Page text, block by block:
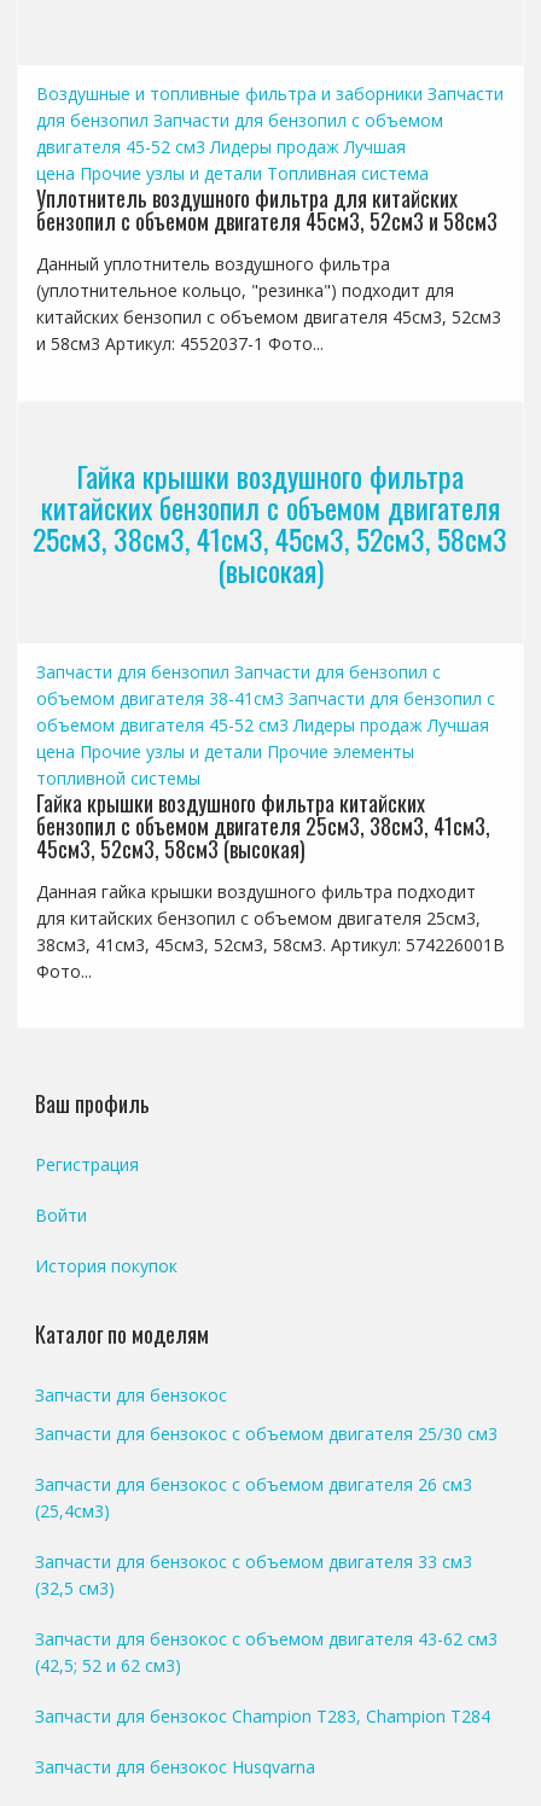
Воздушные и топливные фильтра и заборники Запчасти
для бензопил Запчасти для бензопил с объемом
двигателя 45-52 см3 Лидеры продаж Лучшая
цена Прочие узлы и детали Топливная система
Уплотнитель воздушного фильтра для китайских
бензопил с объемом двигателя 45см3, 52см3 и 58см3
Данный уплотнитель воздушного фильтра
(уплотнительное кольцо, "резинка") подходит для
китайских бензопил с объемом двигателя 45см3, 52см3
и 58см3 Артикул: 4552037-1 Фото...
Гайка крышки воздушного фильтра
китайских бензопил с объемом двигателя
25см3, 38см3, 41см3, 45см3, 52см3, 58см3
(высокая)
Запчасти для бензопил Запчасти для бензопил с
объемом двигателя 38-41см3 Запчасти для бензопил с
объемом двигателя 45-52 см3 Лидеры продаж Лучшая
цена Прочие узлы и детали Прочие элементы
топливной системы
Гайка крышки воздушного фильтра китайских
бензопил с объемом двигателя 25см3, 38см3, 41см3,
45см3, 52см3, 58см3 (высокая)
Данная гайка крышки воздушного фильтра подходит
для китайских бензопил с объемом двигателя 25см3,
38см3, 41см3, 45см3, 52см3, 58см3. Артикул: 574226001B
Фото...
Ваш профиль
Регистрация
Войти
История покупок
Каталог по моделям
Запчасти для бензокос
Запчасти для бензокос с объемом двигателя 25/30 см3
Запчасти для бензокос с объемом двигателя 26 см3
(25,4см3)
Запчасти для бензокос с объемом двигателя 33 см3
(32,5 см3)
Запчасти для бензокос с объемом двигателя 43-62 см3
(42,5; 52 и 62 см3)
Запчасти для бензокос Champion T283, Champion T284
Запчасти для бензокос Husqvarna